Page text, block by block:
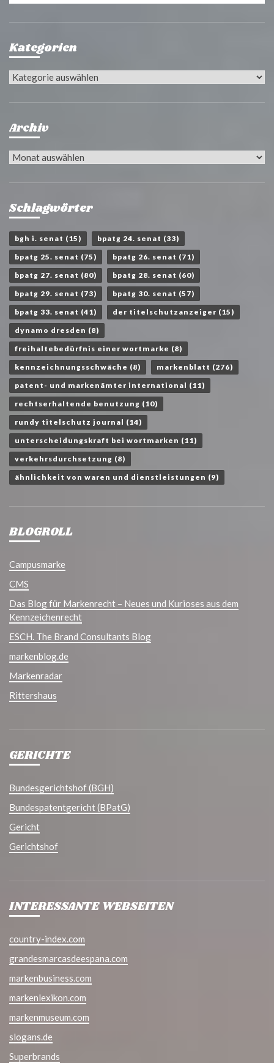
Kategorien
Kategorien
Archiv
Archiv
Schlagwörter
bgh i. senat (15) bpatg 24. senat (33)
bpatg 25. senat (75) bpatg 26. senat (71)
bpatg 27. senat (80) bpatg 28. senat (60)
bpatg 29. senat (73) bpatg 30. senat (57)
bpatg 33. senat (41) der titelschutzanzeiger (15)
dynamo dresden (8)
freihaltebedürfnis einer wortmarke (8)
kennzeichnungsschwäche (8) markenblatt (276)
patent- und markenämter international (11)
rechtserhaltende benutzung (10)
rundy titelschutz journal (14)
unterscheidungskraft bei wortmarken (11)
verkehrsdurchsetzung (8)
ähnlichkeit von waren und dienstleistungen (9)
BLOGROLL
Campusmarke
CMS
Das Blog für Markenrecht – Neues und Kurioses aus dem
Kennzeichenrecht
ESCH. The Brand Consultants Blog
markenblog.de
Markenradar
Rittershaus
GERICHTE
Bundesgerichtshof (BGH)
Bundespatentgericht (BPatG)
Gericht
Gerichtshof
INTERESSANTE WEBSEITEN
country-index.com
grandesmarcasdeespana.com
markenbusiness.com
markenlexikon.com
markenmuseum.com
slogans.de
Superbrands